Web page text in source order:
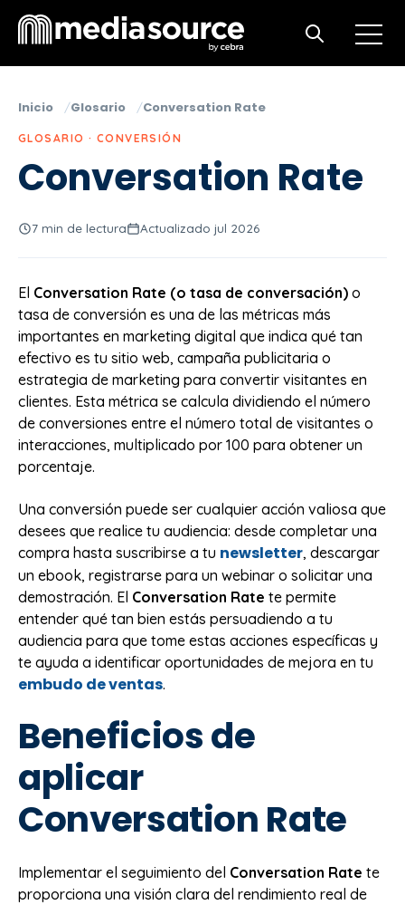
Open
Open search
Inicio Glosario Conversation Rate
GLOSARIO · CONVERSIÓN
Conversation Rate
7 min de lectura Actualizado jul 2026
El Conversation Rate (o tasa de conversación) o
tasa de conversión es una de las métricas más
importantes en marketing digital que indica qué tan
efectivo es tu sitio web, campaña publicitaria o
estrategia de marketing para convertir visitantes en
clientes. Esta métrica se calcula dividiendo el número
de conversiones entre el número total de visitantes o
interacciones, multiplicado por 100 para obtener un
porcentaje.
Una conversión puede ser cualquier acción valiosa que
desees que realice tu audiencia: desde completar una
compra hasta suscribirse a tu newsletter, descargar
un ebook, registrarse para un webinar o solicitar una
demostración. El Conversation Rate te permite
entender qué tan bien estás persuadiendo a tu
audiencia para que tome estas acciones específicas y
te ayuda a identificar oportunidades de mejora en tu
embudo de ventas.
Beneficios de
aplicar
Conversation Rate
Implementar el seguimiento del Conversation Rate te
proporciona una visión clara del rendimiento real de